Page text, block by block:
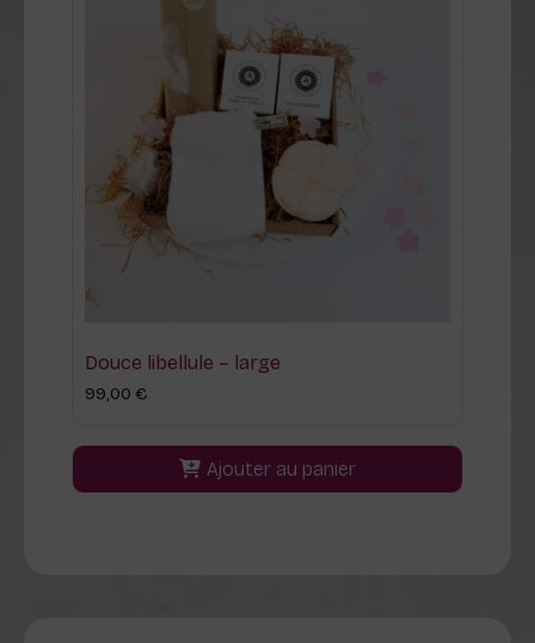
Douce libellule – large
99,00 €
Ajouter au panier